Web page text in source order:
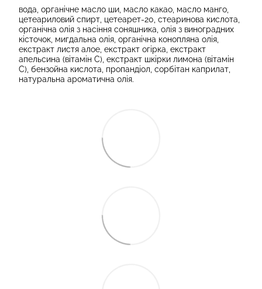
вода, органічне масло ши, масло какао, масло манго,
цетеариловий спирт, цетеарет-20, стеаринова кислота,
органічна олія з насіння соняшника, олія з виноградних
кісточок, мигдальна олія, органічна конопляна олія,
екстракт листя алое, екстракт огірка, екстракт
апельсина (вітамін С), екстракт шкірки лимона (вітамін
С), бензойна кислота, пропандіол, сорбітан каприлат,
натуральна ароматична олія.